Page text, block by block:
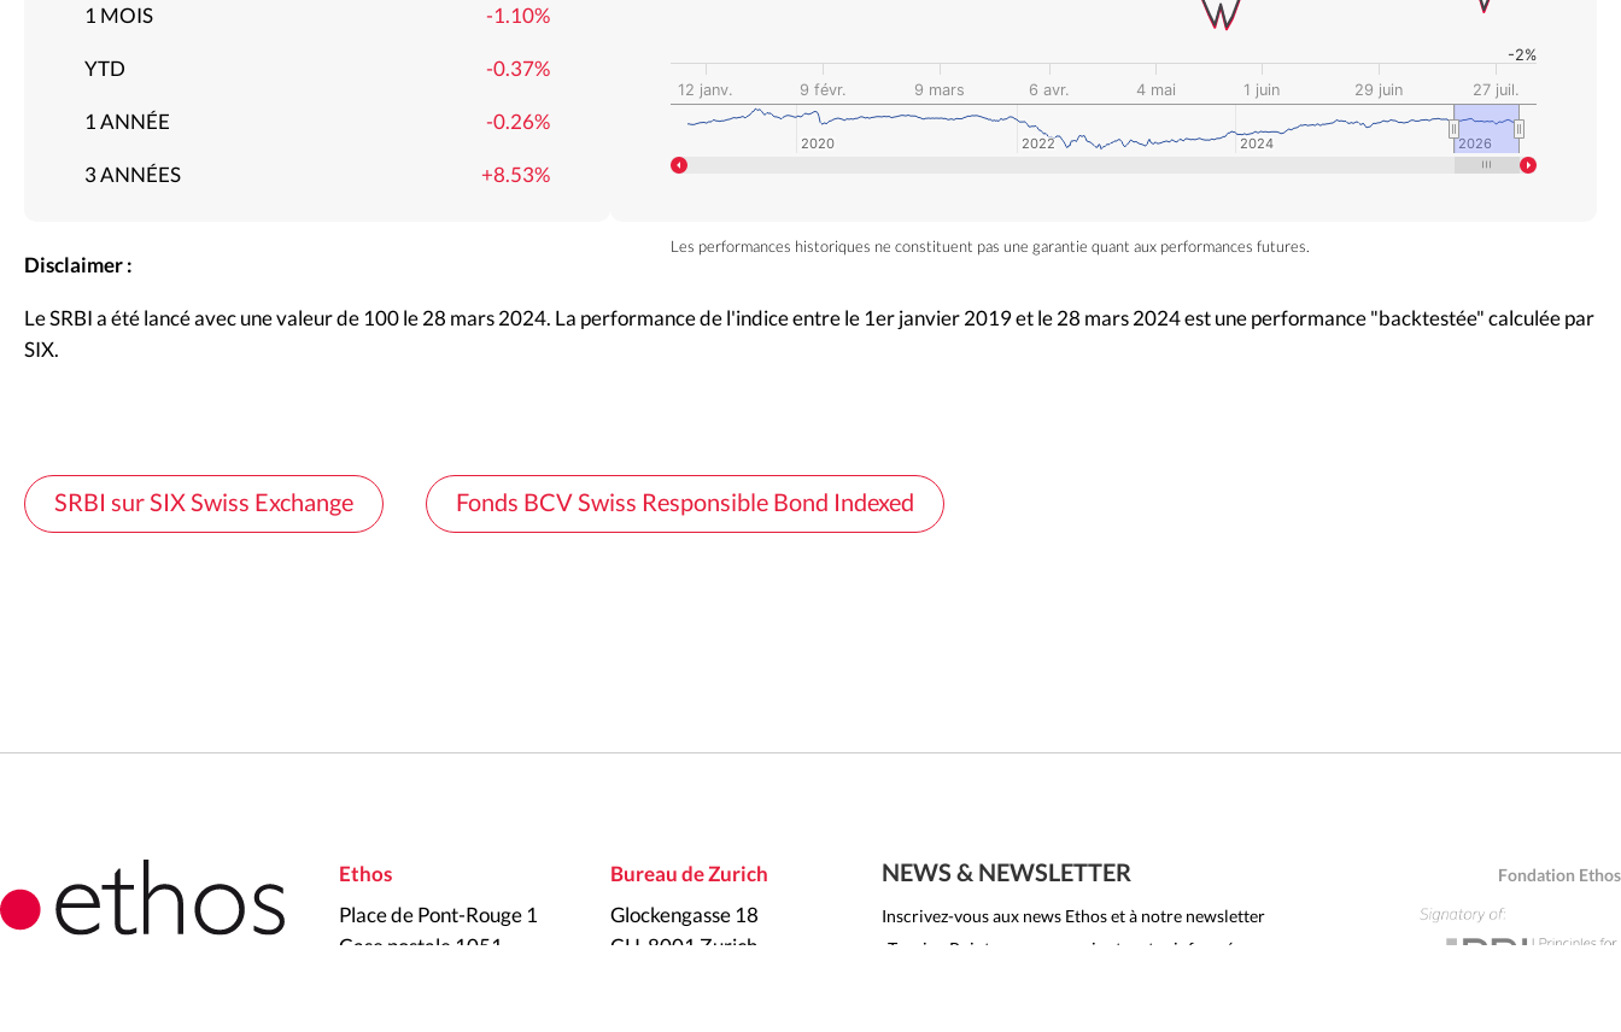
1 MOIS -1.10%
YTD -0.37%
1 ANNÉE -0.26%
3 ANNÉES +8.53%
12 janv. 9 févr. 9 mars 6 avr. 4 mai 1 juin 29 juin 27 juil.
2020
2020 2022
2022 2024
2024 2026
2026
-2%
Les performances historiques ne constituent pas une garantie quant aux performances futures.
Disclaimer :
Le SRBI a été lancé avec une valeur de 100 le 28 mars 2024. La performance de l'indice entre le 1er janvier 2019 et le 28 mars 2024 est une performance "backtestée" calculée par
SIX.
SRBI sur SIX Swiss Exchange Fonds BCV Swiss Responsible Bond Indexed
Ethos
Place de Pont-Rouge 1
Case postale 1051
Bureau de Zurich
Glockengasse 18
CH-8001 Zurich
NEWS & NEWSLETTER
Inscrivez-vous aux news Ethos et à notre newsletter
«Turning Point» pour recevoir et rester informés sur nos
Fondation Ethos